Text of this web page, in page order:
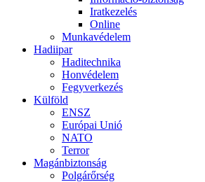
Iratkezelés
Online
Munkavédelem
Hadiipar
Haditechnika
Honvédelem
Fegyverkezés
Külföld
ENSZ
Európai Unió
NATO
Terror
Magánbiztonság
Polgárőrség